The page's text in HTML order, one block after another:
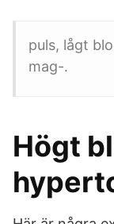
puls, lågt
mag-.
Högt